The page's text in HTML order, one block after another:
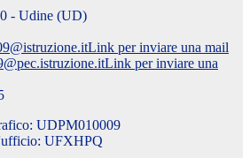
- Udine (UD)
Link per inviare una mail
Link per inviare una
UDPM010009
UFXHPQ